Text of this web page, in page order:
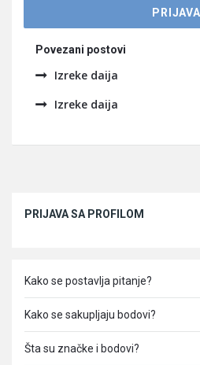
Povezani postovi
Izreke daija
Izreke daija
PRIJAVA SA PROFILOM
Kako se postavlja pitanje?
Kako se sakupljaju bodovi?
Šta su značke i bodovi?